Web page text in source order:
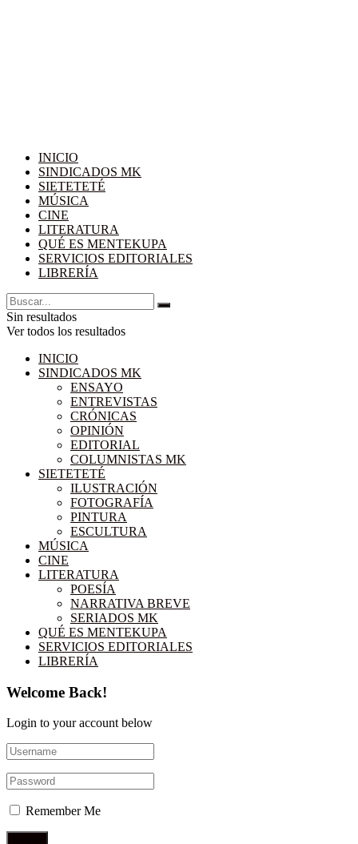
INICIO
SINDICADOS MK
SIETETETÉ
MÚSICA
CINE
LITERATURA
QUÉ ES MENTEKUPA
SERVICIOS EDITORIALES
LIBRERÍA
Sin resultados
Ver todos los resultados
INICIO
SINDICADOS MK
ENSAYO
ENTREVISTAS
CRÓNICAS
OPINIÓN
EDITORIAL
COLUMNISTAS MK
SIETETETÉ
ILUSTRACIÓN
FOTOGRAFÍA
PINTURA
ESCULTURA
MÚSICA
CINE
LITERATURA
POESÍA
NARRATIVA BREVE
SERIADOS MK
QUÉ ES MENTEKUPA
SERVICIOS EDITORIALES
LIBRERÍA
Welcome Back!
Login to your account below
Remember Me